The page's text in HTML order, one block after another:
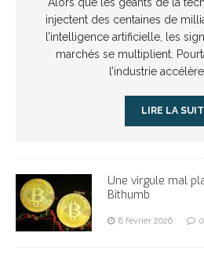
Alors que les géants de la
injectent des centaines de
l’intelligence artificielle, les
marchés se multiplient.
l’industrie
LIRE LA
Une virgule mal
Bithumb
8 février 2026 0